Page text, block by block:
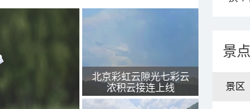
北京彩虹云隙光七彩云
浓积云接连上线
景
景区